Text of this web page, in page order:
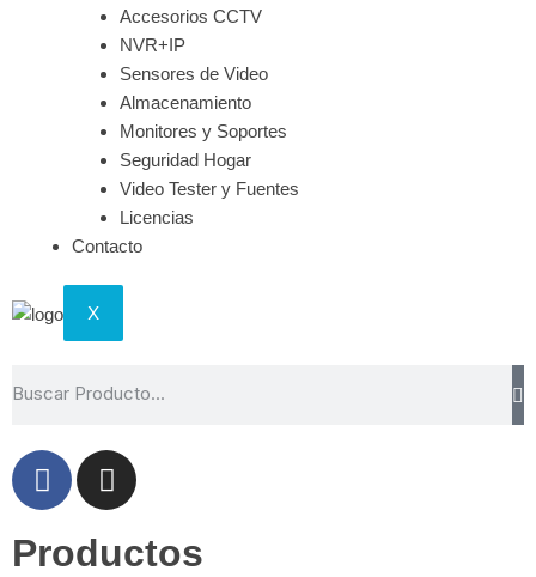
Accesorios CCTV
NVR+IP
Sensores de Video
Almacenamiento
Monitores y Soportes
Seguridad Hogar
Video Tester y Fuentes
Licencias
Contacto
X
Productos